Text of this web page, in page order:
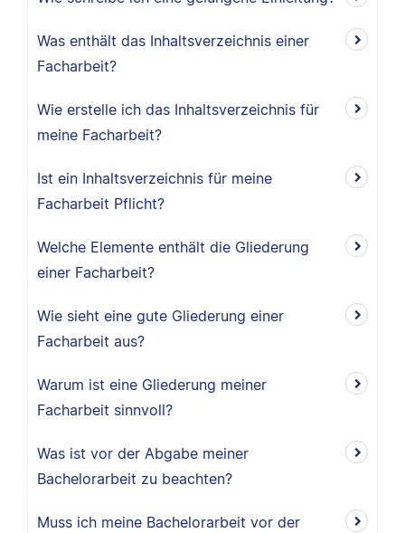
Was enthält das Inhaltsverzeichnis einer
Facharbeit?
Wie erstelle ich das Inhaltsverzeichnis für
meine Facharbeit?
Ist ein Inhaltsverzeichnis für meine
Facharbeit Pflicht?
Welche Elemente enthält die Gliederung
einer Facharbeit?
Wie sieht eine gute Gliederung einer
Facharbeit aus?
Warum ist eine Gliederung meiner
Facharbeit sinnvoll?
Was ist vor der Abgabe meiner
Bachelorarbeit zu beachten?
Muss ich meine Bachelorarbeit vor der